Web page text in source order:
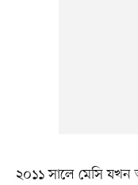
২০১১ সালে মেসি যখন